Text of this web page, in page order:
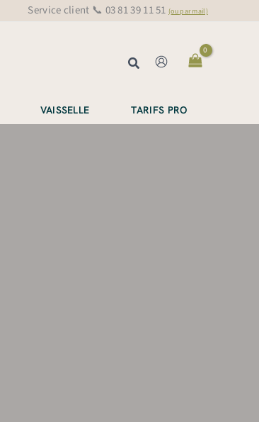
Service client 📞 03 81 39 11 51 (ou par mail)
Rechercher
VAISSELLE TARIFS PRO